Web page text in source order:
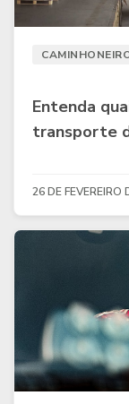
Entenda
transporte
26 DE FEVEREIRO